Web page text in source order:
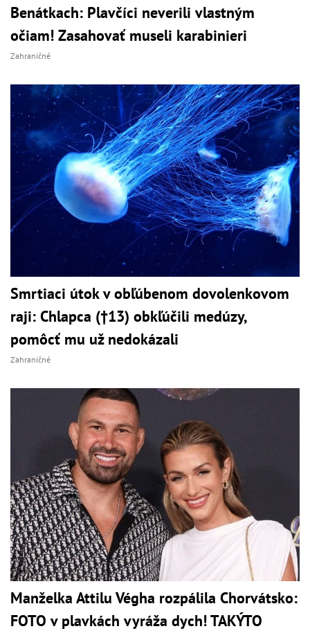
Benátkach: Plavčíci neverili vlastným
očiam! Zasahovať museli karabinieri
Zahraničné
Smrtiaci útok v obľúbenom dovolenkovom
raji: Chlapca (†13) obkľúčili medúzy,
pomôcť mu už nedokázali
Zahraničné
Manželka Attilu Végha rozpálila Chorvátsko:
FOTO v plavkách vyráža dych! TAKÝTO